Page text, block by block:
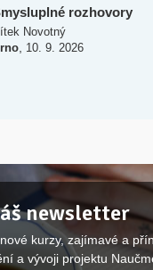
rozhovory
Novotný
, 10. 9. 2026
newsletter
kurzy, zajímavé a
a vývoji projektu